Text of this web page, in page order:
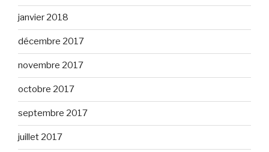
janvier 2018
décembre 2017
novembre 2017
octobre 2017
septembre 2017
juillet 2017